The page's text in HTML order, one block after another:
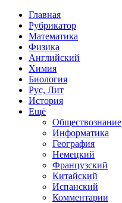
Главная
Рубрикатор
Математика
Физика
Английский
Химия
Биология
Рус, Лит
История
Ещё
Обществознание
Информатика
География
Немецкий
Французский
Китайский
Испанский
Комментарии